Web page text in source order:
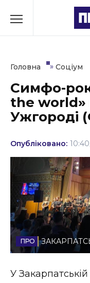
до
Культура
Освіта
Події
Політика
Соціум
Спорт
Стиль життя
Головна » Соціум
Симфо-
the world»
Ужгороді
Опубліковано:
У